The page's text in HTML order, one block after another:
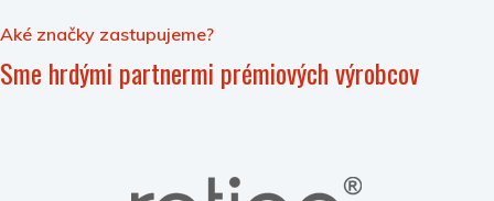
Aké značky zastupujeme?
Sme hrdými partnermi prémiových výrobcov